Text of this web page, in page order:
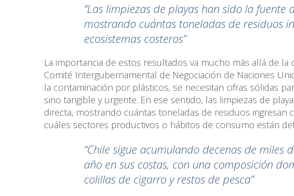
“Las limpiezas de playas han sido la fuente
mostrando cuántas toneladas de residuos
ecosistemas costeros”
La importancia de estos resultados va mucho más allá de
Comité Intergubernamental de Negociación de Naciones
la contaminación por plásticos, se necesitan cifras sólidas
sino tangible y urgente. En ese sentido, las limpiezas de
directa, mostrando cuántas toneladas de residuos ingresan
cuáles sectores productivos o hábitos de consumo están
“Chile sigue acumulando decenas de miles
año en sus costas, con una composición
colillas de cigarro y restos de pesca”